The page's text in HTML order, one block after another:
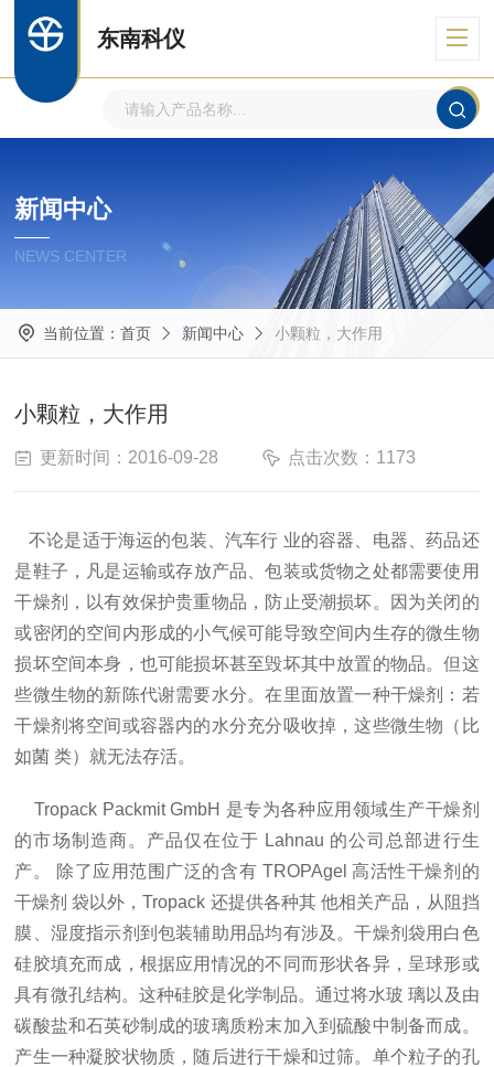
东南科仪
新闻中心
NEWS CENTER
当前位置： 首页 新闻中心 小颗粒，大作用
小颗粒，大作用
更新时间：2016-09-28 点击次数：1173
不论是适于海运的包装、汽车行 业的容器、电器、药品还
是鞋子 ， 凡是运输或存放产品、包装或货物之处都需要使用
干燥剂，以有效保护贵重物品，防止受潮损坏。因为关闭的
或密闭的空间内形成的小气候可能导致空间内生存的微生物
损坏空间本身，也可能损坏甚至毁坏其中放置的物品。但这
些微生物的新陈代谢需要水分。在里面放置一种干燥剂：若
干燥剂将空间或容器内的水分充分吸收掉，这些微生物（比
如菌 类）就无法存活。
Tropack Packmit GmbH 是专为各种应用领域生产干燥剂
的市场制造商。产品仅在位于 Lahnau 的公司总部进行生
产。 除了应用范围广泛的含有 TROPAgel高活性干燥剂的
干燥剂 袋以外，Tropack 还提供各种其 他相关产品，从阻挡
膜、湿度指示剂到包装辅助用品均有涉及。干燥剂袋用白色
硅胶填充而成，根据应用情况的不同而形状各异，呈球形或
具有微孔结构。这种硅胶是化学制品。通过将水玻 璃以及由
碳酸盐和石英砂制成的玻璃质粉末加入到硫酸中制备而成。
产生一种凝胶状物质，随后进行干燥和过筛。单个粒子的孔